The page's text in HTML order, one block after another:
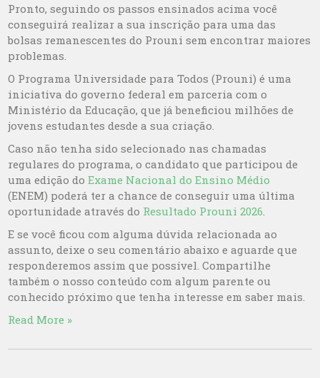
Pronto, seguindo os passos ensinados acima você
conseguirá realizar a sua inscrição para uma das
bolsas remanescentes do Prouni sem encontrar maiores
problemas.
O Programa Universidade para Todos (Prouni) é uma
iniciativa do governo federal em parceria com o
Ministério da Educação, que já beneficiou milhões de
jovens estudantes desde a sua criação.
Caso não tenha sido selecionado nas chamadas
regulares do programa, o candidato que participou de
uma edição doExame Nacional do Ensino Médio
(ENEM) poderá ter a chance de conseguir uma última
oportunidade através do Resultado Prouni 2026
E se você ficou com alguma dúvida relacionada ao
assunto, deixe o seu comentário abaixo e aguarde que
responderemos assim que possível. Compartilhe
também o nosso conteúdo com algum parente ou
conhecido próximo que tenha interesse em saber mais.
Read More »